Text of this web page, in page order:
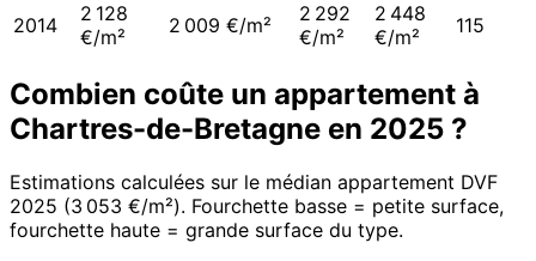
2014
2 128
€/m²
2 009 €/m²
2 292
€/m²
2 448
€/m²
115
Combien coûte un appartement à
Chartres-de-Bretagne en 2025 ?
Estimations calculées sur le médian appartement DVF
2025 (3 053 €/m²). Fourchette basse = petite surface,
fourchette haute = grande surface du type.